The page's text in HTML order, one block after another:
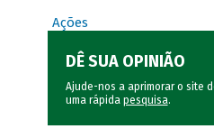
Ações
DÊ SUA OPINIÃO
Ajude-nos a aprimorar o site
uma rápida pesquisa.